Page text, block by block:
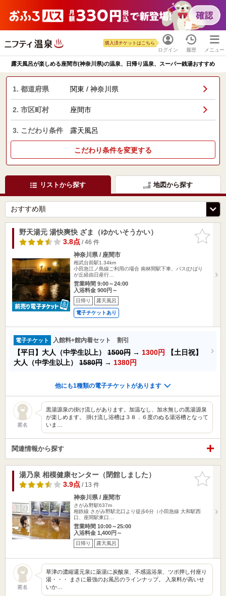
ログイン
購入済チケットはこちら
履歴 メニュー
露天風呂が楽しめる座間市(神奈川県)の温泉、日帰り温泉、スーパー銭湯おすすめ
1. 都道府県 関東 / 神奈川県
2. 市区町村 座間市
3. こだわり条件 露天風呂
こだわり条件を変更する
リストから探す 地図から探す
お気に入
りに追加
野天湯元 湯快爽快 ざま（ゆかいそうかい）
3.8点/ 46 件
神奈川県 / 座間市
相武台前駅1.34km
小田急江ノ島線ご利用の場合 南林間駅下車、バス(ひばり
が丘経由日産行…
営業時間 9:00～24:00
入浴料金 900円～
日帰り 露天風呂
電子チケットあり
電子チケット 入館料+館内着セット 割引
【平日】大人（中学生以上） 1500円 → 1300円
【土日祝】
大人（中学生以上） 1580円 → 1380円
他にも1種類の電子チケットがあります
匿名
黒湯源泉の掛け流しがあります。加温なし、加水無しの黒湯源泉
が楽しめます。 掛け流し浴槽は３８．６度のぬる湯浴槽となって
いま…
関連情報から探す
お気に入
りに追加
湯乃泉 相模健康センター（閉館しました）
3.9点/ 13 件
神奈川県 / 座間市
さがみ野駅637m
相鉄線 さがみ野駅北口より徒歩6分（小田急線 大和駅西
口、座間駅東口…
営業時間 10:00～25:00
入浴料金 1,400円～
日帰り 露天風呂
匿名
草津の濃縮還元泉に薬湯に炭酸泉、不感温浴泉、ツボ押し付座り
湯・・・ まさに最強のお風呂のラインナップ。 入泉料が高いせ
いか…